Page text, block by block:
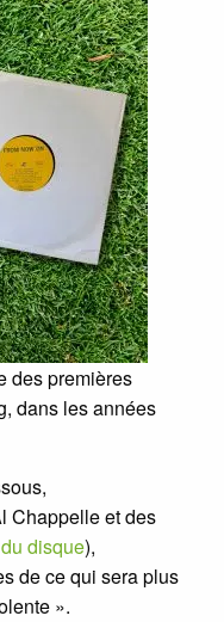
des premières
dans les années
Chappelle et des
disque),
de ce qui sera plus
».